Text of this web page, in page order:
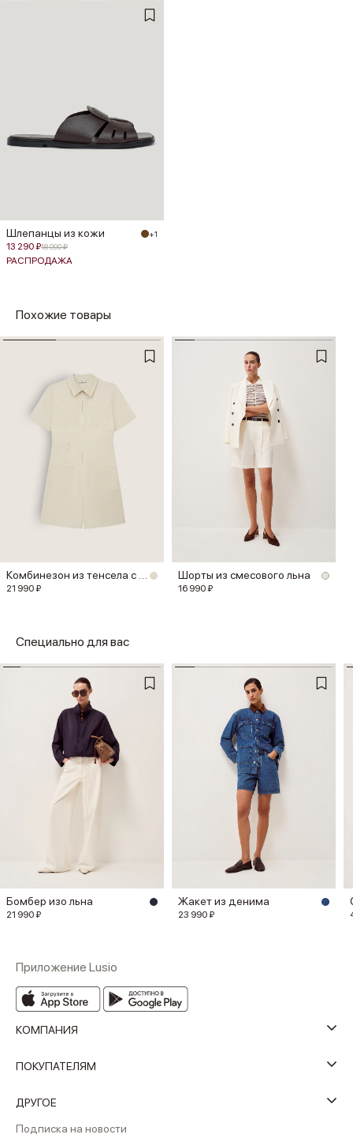
Шлепанцы из кожи +1
13 290 ₽18 990 ₽
РАСПРОДАЖА
Похожие товары
21 990 ₽
Шорты из смесового льна
16 990 ₽
Специально для вас
Бомбер изо льна
21 990 ₽
Жакет из денима
23 990 ₽
Приложение Lusio
КОМПАНИЯ
ПОКУПАТЕЛЯМ
ДРУГОЕ
Подписка на новости